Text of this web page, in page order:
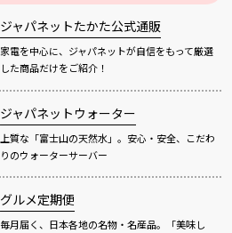
ジャパネットたかた公式通販
家電を中心に、ジャパネットが自信をもって厳選
した商品だけをご紹介！
ジャパネットウォーター
上質な「富士山の天然水」。安心・安全、こだわ
りのウォーターサーバー
グルメ定期便
毎月届く、日本各地の名物・名産品。「美味し